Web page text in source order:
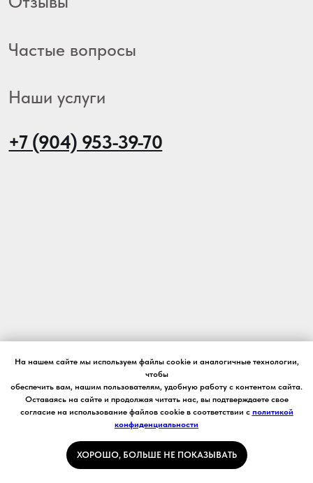
На нашем сайте мы используем файлы cookie и аналогичные технологии,
чтобы
обеспечить вам, нашим пользователям, удобную работу с контентом сайта.
Оставаясь на сайте и продолжая читать нас, вы подтверждаете свое
согласие на использование файлов cookie в соответствии с политикой
конфиденциальности
ХОРОШО, БОЛЬШЕ НЕ ПОКАЗЫВАТЬ